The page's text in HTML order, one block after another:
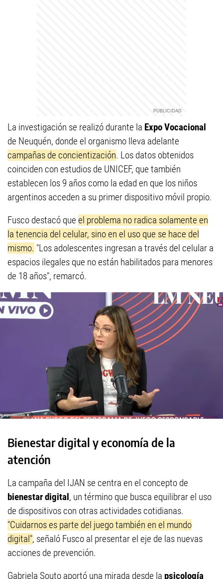
La investigación se realizó durante la Expo Vocacional
de Neuquén, donde el organismo lleva adelante
campañas de concientización. Los datos obtenidos
coinciden con estudios de UNICEF, que también
establecen los 9 años como la edad en que los niños
argentinos acceden a su primer dispositivo móvil propio.
Fusco destacó que el problema no radica solamente en
la tenencia del celular, sino en el uso que se hace del
mismo. "Los adolescentes ingresan a través del celular a
espacios ilegales que no están habilitados para menores
de 18 años", remarcó.
Bienestar digital y economía de la
atención
La campaña del IJAN se centra en el concepto de
bienestar digital, un término que busca equilibrar el uso
de dispositivos con otras actividades cotidianas.
"Cuidarnos es parte del juego también en el mundo
digital", señaló Fusco al presentar el eje de las nuevas
acciones de prevención.
Gabriela Souto aportó una mirada desde la psicología